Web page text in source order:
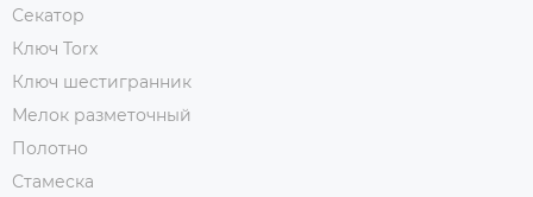
Секатор
Ключ Torx
Ключ шестигранник
Мелок разметочный
Полотно
Стамеска